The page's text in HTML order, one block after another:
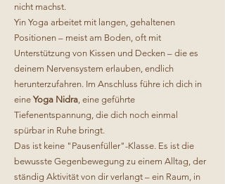
nicht machst.
Yin Yoga arbeitet mit langen, gehaltenen
Positionen – meist am Boden, oft mit
Unterstützung von Kissen und Decken – die es
deinem Nervensystem erlauben, endlich
herunterzufahren. Im Anschluss führe ich dich in
eine Yoga Nidra, eine geführte
Tiefenentspannung, die dich noch einmal
spürbar in Ruhe bringt.
Das ist keine "Pausenfüller"-Klasse. Es ist die
bewusste Gegenbewegung zu einem Alltag, der
ständig Aktivität von dir verlangt – ein Raum, in